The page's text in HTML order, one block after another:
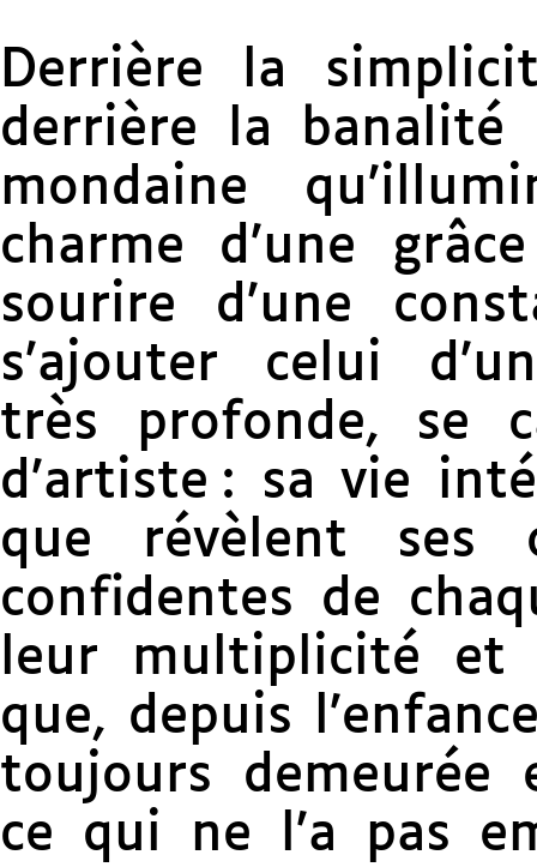
Derrière la
derrière la banalité
mondaine
charme d’une
sourire d’une
s’ajouter celui
très profonde, se
d’artiste : sa vie
que révèlent ses
confidentes de
leur multiplicité et
que, depuis
toujours demeurée
ce qui ne l’a pas